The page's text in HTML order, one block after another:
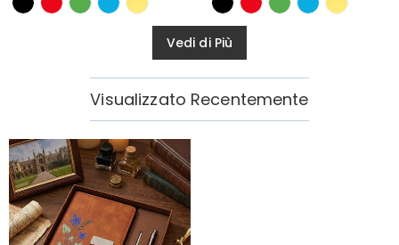
Vedi di Più
Visualizzato Recentemente